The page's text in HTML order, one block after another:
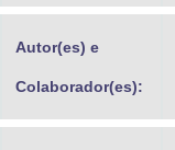
Autor(es) e
Colaborador(es):